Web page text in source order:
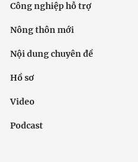
Công nghiệp hỗ trợ
Nông thôn mới
Nội dung chuyên đề
Hồ sơ
Video
Podcast